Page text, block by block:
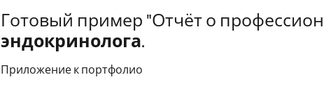
Готовый пример "Отчёт о
эндокринолога.
Приложение к портфолио